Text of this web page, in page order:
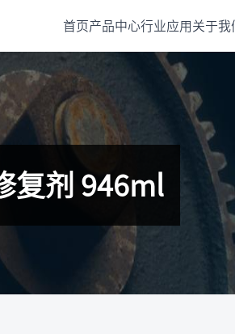
首页产品中心行业应用 关于我
复剂 946ml